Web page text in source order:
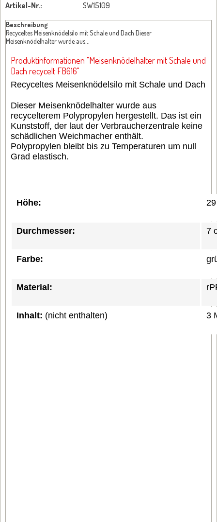
Artikel-Nr.: SW15109
Beschreibung
Recyceltes Meisenknödelsilo mit Schale und Dach Dieser
Meisenknödelhalter wurde aus...
Produktinformationen "Meisenknödelhalter mit Schale und
Dach recycelt FB616"
Recyceltes Meisenknödelsilo mit Schale und Dach
Dieser Meisenknödelhalter wurde aus
recycelterem Polypropylen hergestellt. Das ist ein
Kunststoff, der laut der Verbraucherzentrale keine
schädlichen Weichmacher enthält.
Polypropylen bleibt bis zu Temperaturen um null
Grad elastisch.
Höhe:
Durchmesser: 7
Farbe:
Material:
Inhalt: (nicht enthalten) 3